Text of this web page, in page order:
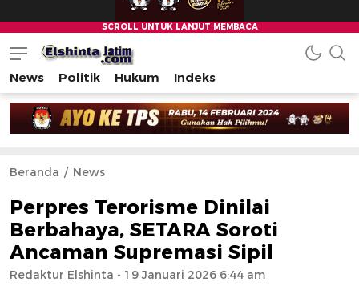
News Politik Hukum Indeks
Beranda News
Perpres Terorisme Dinilai
Berbahaya, SETARA Soroti
Ancaman Supremasi Sipil
Redaktur Elshinta - 19 Januari 2026 6:44 am